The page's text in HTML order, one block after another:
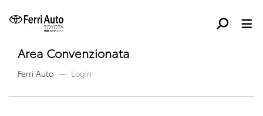
Area Convenzionata
Ferri Auto Login